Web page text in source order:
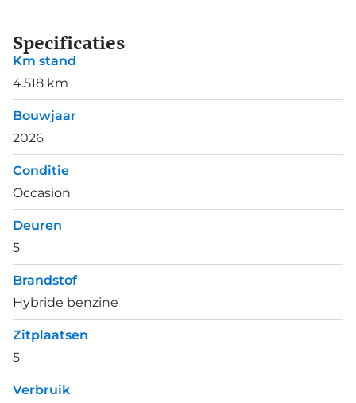
Specificaties
Km stand
4.518 km
Bouwjaar
2026
Conditie
Occasion
Deuren
5
Brandstof
Hybride benzine
Zitplaatsen
5
Verbruik